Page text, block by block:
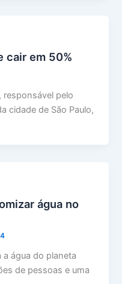
cair em 50%
responsável pelo
cidade de São Paulo,
água no
água do planeta
de pessoas e uma